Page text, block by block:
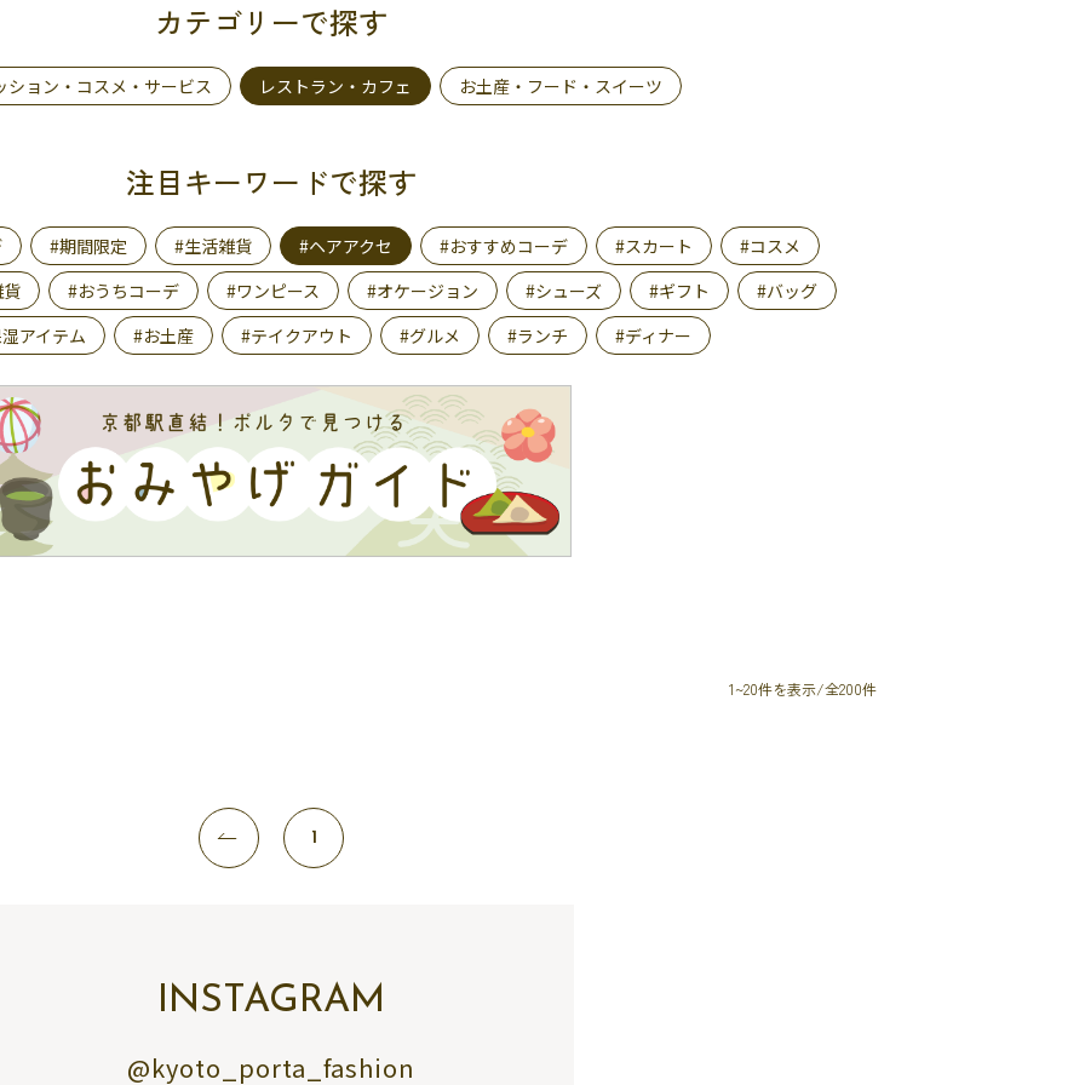
カテゴリーで探す
ション・コスメ・サービス レストラン・カフェ お土産・フード・スイーツ
注目キーワードで探す
#期間限定 #生活雑貨 #ヘアアクセ #おすすめコーデ #スカート
#コスメ
#おうちコーデ #ワンピース #オケージョン #シューズ #ギフト
#バッグ
アイテム #お土産 #テイクアウト #グルメ #ランチ #ディナー
1~20件を表示/全200件
1
INSTAGRAM
@kyoto_porta_fashion